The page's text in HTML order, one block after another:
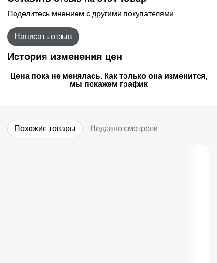
Поделитесь мнением с другими покупателями
Написать отзыв
История изменения цен
Цена пока не менялась. Как только она изменится,
мы покажем график
Похожие товары Недавно смотрели